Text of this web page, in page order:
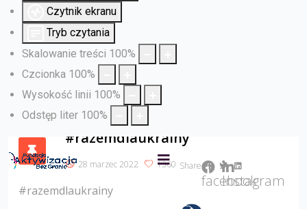
Czytnik ekranu
Tryb czytania
Skalowanie treści 100%
Czcionka 100%
Wysokość linii 100%
Odstęp liter 100%
facebook
Instagram
-
Systemowe
#razemdlaukrainy
28 marzec 2022 1360 Share:
#razemdlaukrainy